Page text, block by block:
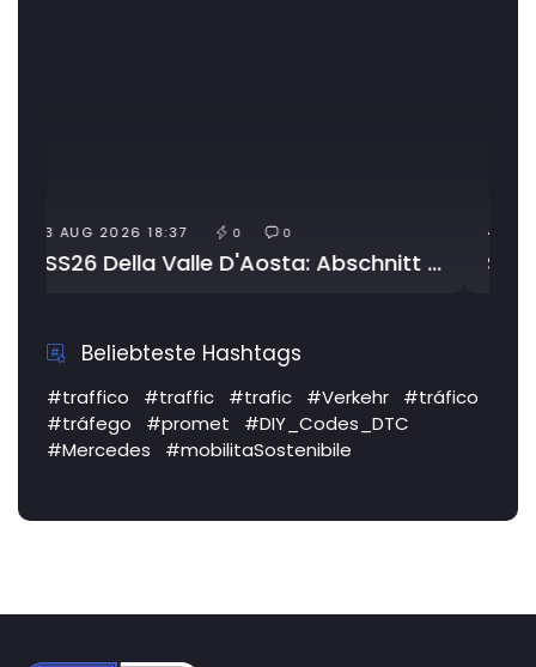
4 AUG 2026 20:41 0
SS372 Telesina: langsamer Verkehr
Beliebteste Hashtags
#traffico #traffic #trafic #Verkehr
#tráfico
#tráfego
#promet
#DIY_Codes_DTC
#Mercedes
#mobilitaSostenibile